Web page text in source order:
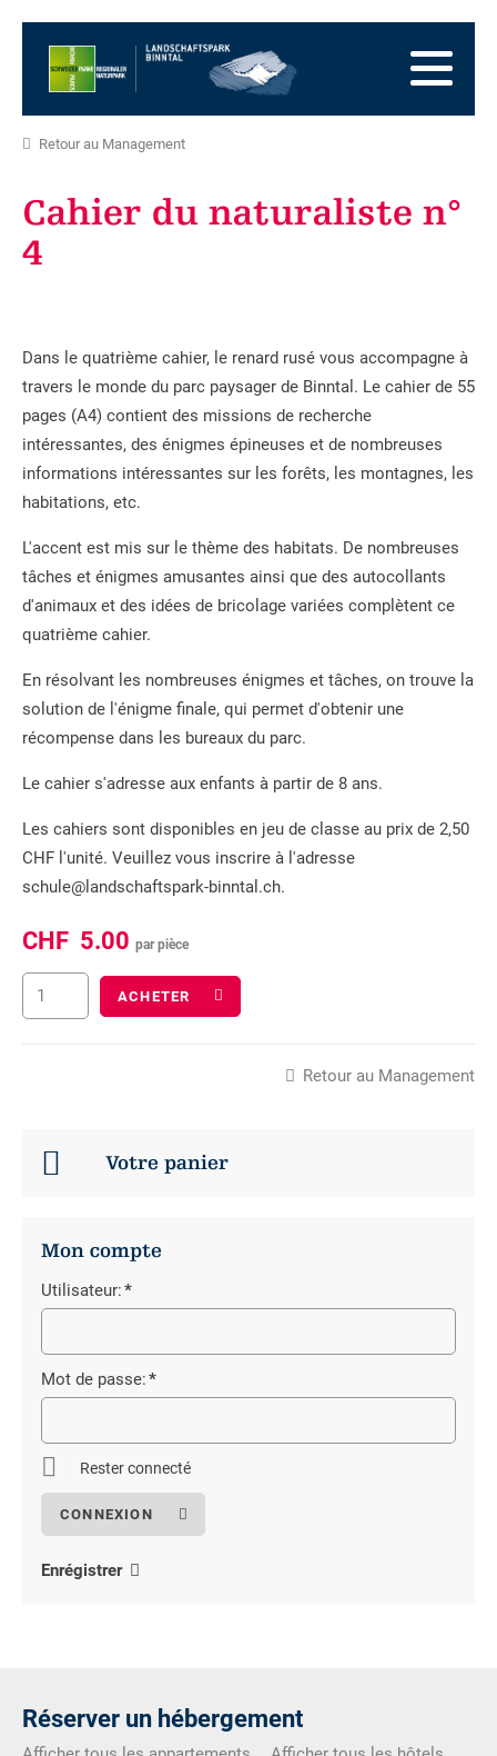
pieds
site
recherche
Retour au Management
Cahier du naturaliste n°
4
Dans le quatrième cahier, le renard rusé vous accompagne à
travers le monde du parc paysager de Binntal. Le cahier de 55
pages (A4) contient des missions de recherche
intéressantes, des énigmes épineuses et de nombreuses
informations intéressantes sur les forêts, les montagnes, les
habitations, etc.
L'accent est mis sur le thème des habitats. De nombreuses
tâches et énigmes amusantes ainsi que des autocollants
d'animaux et des idées de bricolage variées complètent ce
quatrième cahier.
En résolvant les nombreuses énigmes et tâches, on trouve la
solution de l'énigme finale, qui permet d'obtenir une
récompense dans les bureaux du parc.
Le cahier s'adresse aux enfants à partir de 8 ans.
Les cahiers sont disponibles en jeu de classe au prix de 2,50
CHF l'unité. Veuillez vous inscrire à l'adresse
schule@landschaftspark-binntal.ch.
CHF 5.00 par pièce
ACHETER
Retour au Management
Votre panier
Mon compte
Utilisateur:*
Champ
obligatoire
Mot de passe:*
Champ
obligatoire
Rester connecté
Enrégistrer
Réserver un hébergement